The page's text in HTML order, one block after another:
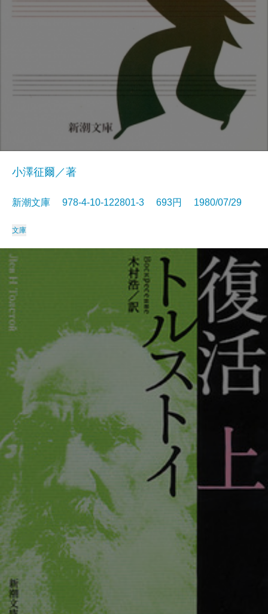
小澤征爾／著
新潮文庫 978-4-10-122801-3 693円 1980/07/29
文庫